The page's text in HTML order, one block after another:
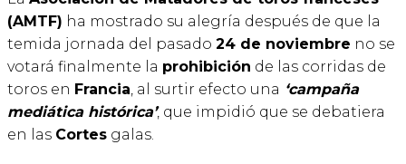
(AMTF) ha mostrado su alegría después de que la
temida jornada del pasado 24 de noviembre no se
votará finalmente la prohibición de las corridas de
toros en Francia , al surtir efecto una ‘campaña
mediática histórica’, que impidió que se debatiera
en las Cortes galas.